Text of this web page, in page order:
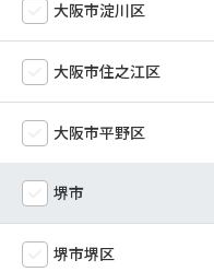
大阪市淀川区
大阪市住之江区
大阪市平野区
堺市
堺市堺区